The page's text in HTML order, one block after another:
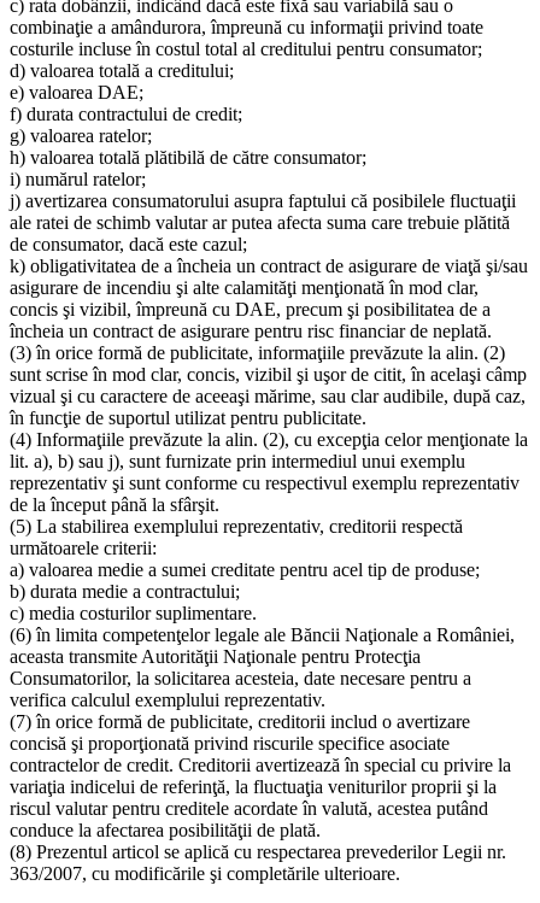
c) rata dobânzii, indicând dacă este fixă sau variabilă sau o
combinaţie a amândurora, împreună cu informaţii privind toate
costurile incluse în costul total al creditului pentru consumator;
d) valoarea totală a creditului;
e) valoarea DAE;
f) durata contractului de credit;
g) valoarea ratelor;
h) valoarea totală plătibilă de către consumator;
i) numărul ratelor;
j) avertizarea consumatorului asupra faptului că posibilele fluctuaţii
ale ratei de schimb valutar ar putea afecta suma care trebuie plătită
de consumator, dacă este cazul;
k) obligativitatea de a încheia un contract de asigurare de viaţă şi/sau
asigurare de incendiu şi alte calamităţi menţionată în mod clar,
concis şi vizibil, împreună cu DAE, precum şi posibilitatea de a
încheia un contract de asigurare pentru risc financiar de neplată.
(3) în orice formă de publicitate, informaţiile prevăzute la alin. (2)
sunt scrise în mod clar, concis, vizibil şi uşor de citit, în acelaşi câmp
vizual şi cu caractere de aceeaşi mărime, sau clar audibile, după caz,
în funcţie de suportul utilizat pentru publicitate.
(4) Informaţiile prevăzute la alin. (2), cu excepţia celor menţionate la
lit. a), b) sau j), sunt furnizate prin intermediul unui exemplu
reprezentativ şi sunt conforme cu respectivul exemplu reprezentativ
de la început până la sfârşit.
(5) La stabilirea exemplului reprezentativ, creditorii respectă
următoarele criterii:
a) valoarea medie a sumei creditate pentru acel tip de produse;
b) durata medie a contractului;
c) media costurilor suplimentare.
(6) în limita competenţelor legale ale Băncii Naţionale a României,
aceasta transmite Autorităţii Naţionale pentru Protecţia
Consumatorilor, la solicitarea acesteia, date necesare pentru a
verifica calculul exemplului reprezentativ.
(7) în orice formă de publicitate, creditorii includ o avertizare
concisă şi proporţionată privind riscurile specifice asociate
contractelor de credit. Creditorii avertizează în special cu privire la
variaţia indicelui de referinţă, la fluctuaţia veniturilor proprii şi la
riscul valutar pentru creditele acordate în valută, acestea putând
conduce la afectarea posibilităţii de plată.
(8) Prezentul articol se aplică cu respectarea prevederilor Legii nr.
363/2007, cu modificările şi completările ulterioare.